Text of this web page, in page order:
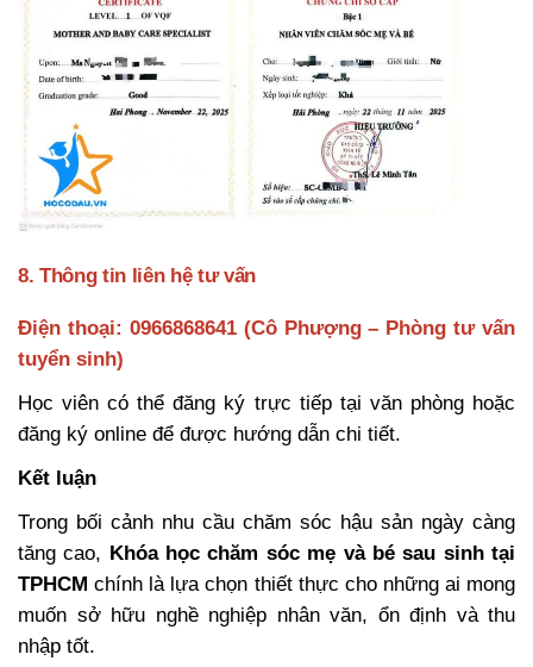
8. Thông tin liên hệ tư vấn
Điện thoại: 0966868641 (Cô Phượng – Phòng tư vấn
tuyển sinh)
Học viên có thể đăng ký trực tiếp tại văn phòng hoặc
đăng ký online để được hướng dẫn chi tiết.
Kết luận
Trong bối cảnh nhu cầu chăm sóc hậu sản ngày càng
tăng cao, Khóa học chăm sóc mẹ và bé sau sinh tại
TPHCM chính là lựa chọn thiết thực cho những ai mong
muốn sở hữu nghề nghiệp nhân văn, ổn định và thu
nhập tốt.